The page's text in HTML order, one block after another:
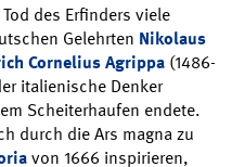
des Erfinders viele
Gelehrten Nikolaus
Cornelius Agrippa (1486-
italienische Denker
Scheiterhaufen endete.
durch die Ars magna zu
von 1666 inspirieren,